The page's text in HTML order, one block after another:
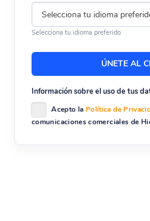
Selecciona tu idioma preferido.
Información sobre el uso de tus
Acepto la Política de
comunicaciones comerciales de